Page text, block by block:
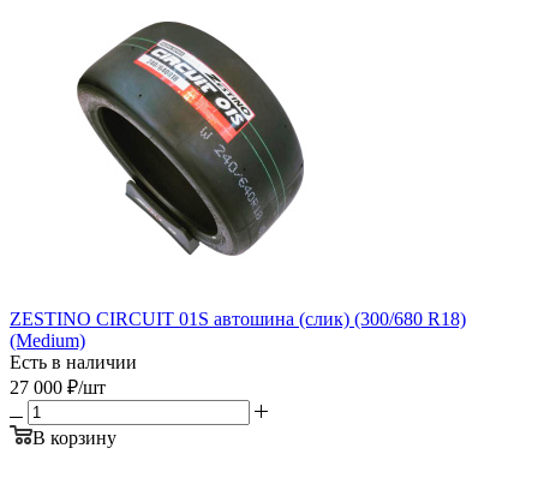
ZESTINO CIRCUIT 01S автошина (слик) (300/680 R18)
(Medium)
Есть в наличии
27 000 ₽/шт
В корзину